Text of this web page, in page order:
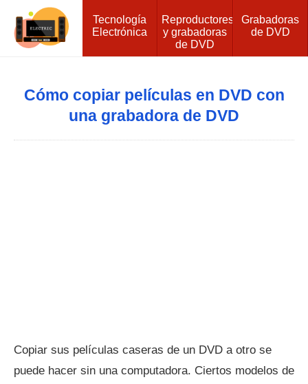
Tecnología
Electrónica
Reproductores
y grabadoras
de DVD
Grabadoras
de DVD
Cómo copiar películas en DVD con
una grabadora de DVD
Copiar sus películas caseras de un DVD a otro se
puede hacer sin una computadora. Ciertos modelos de